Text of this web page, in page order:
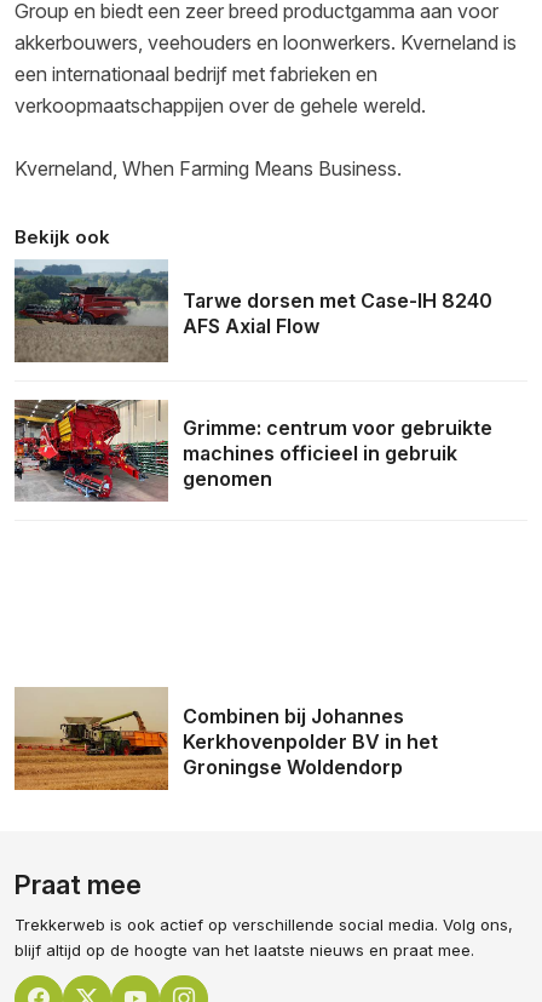
Group en biedt een zeer breed productgamma aan voor
akkerbouwers, veehouders en loonwerkers. Kverneland is
een internationaal bedrijf met fabrieken en
verkoopmaatschappijen over de gehele wereld.
Kverneland, When Farming Means Business.
Bekijk ook
Tarwe dorsen met Case-IH 8240
AFS Axial Flow
Grimme: centrum voor gebruikte
machines officieel in gebruik
genomen
Combinen bij Johannes
Kerkhovenpolder BV in het
Groningse Woldendorp
Praat mee
Trekkerweb is ook actief op verschillende social media. Volg ons,
blijf altijd op de hoogte van het laatste nieuws en praat mee.